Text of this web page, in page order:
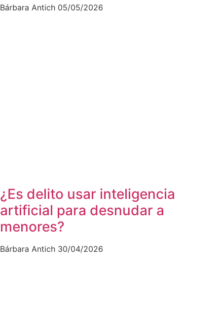
Bárbara Antich 05/05/2026
¿Es delito usar inteligencia
artificial para desnudar a
menores?
Bárbara Antich 30/04/2026